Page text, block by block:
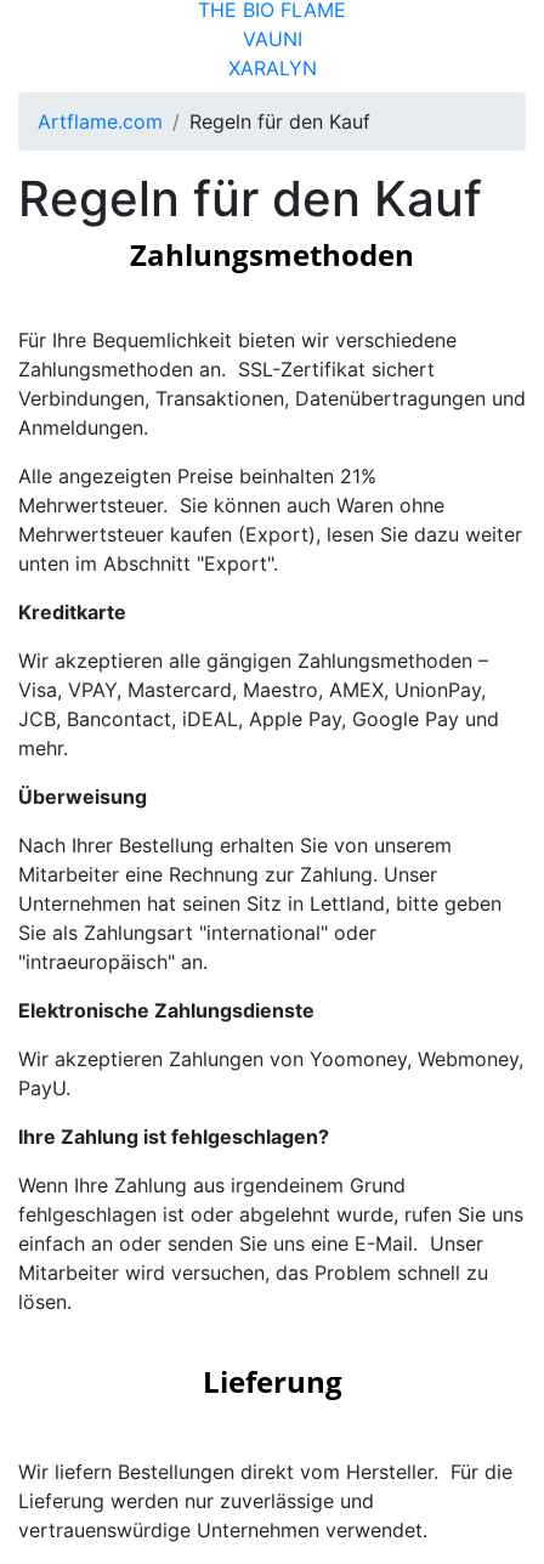
THE BIO FLAME
VAUNI
XARALYN
Artflame.com Regeln für den Kauf
Regeln für den Kauf
Zahlungsmethoden
Für Ihre Bequemlichkeit bieten wir verschiedene
Zahlungsmethoden an. SSL-Zertifikat sichert
Verbindungen, Transaktionen, Datenübertragungen und
Anmeldungen.
Alle angezeigten Preise beinhalten 21%
Mehrwertsteuer. Sie können auch Waren ohne
Mehrwertsteuer kaufen (Export), lesen Sie dazu weiter
unten im Abschnitt "Export".
Kreditkarte
Wir akzeptieren alle gängigen Zahlungsmethoden –
Visa, VPAY, Mastercard, Maestro, AMEX, UnionPay,
JCB, Bancontact, iDEAL, Apple Pay, Google Pay und
mehr.
Überweisung
Nach Ihrer Bestellung erhalten Sie von unserem
Mitarbeiter eine Rechnung zur Zahlung. Unser
Unternehmen hat seinen Sitz in Lettland, bitte geben
Sie als Zahlungsart "international" oder
"intraeuropäisch" an.
Elektronische Zahlungsdienste
Wir akzeptieren Zahlungen von Yoomoney, Webmoney,
PayU.
Ihre Zahlung ist fehlgeschlagen?
Wenn Ihre Zahlung aus irgendeinem Grund
fehlgeschlagen ist oder abgelehnt wurde, rufen Sie uns
einfach an oder senden Sie uns eine E-Mail. Unser
Mitarbeiter wird versuchen, das Problem schnell zu
lösen.
Lieferung
Wir liefern Bestellungen direkt vom Hersteller. Für die
Lieferung werden nur zuverlässige und
vertrauenswürdige Unternehmen verwendet.